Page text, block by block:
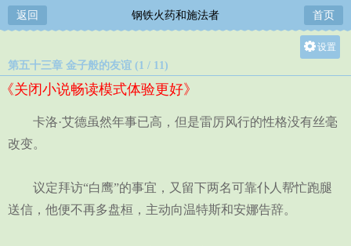
返回 钢铁火药和施法者 首页
设置
中
第五十三章 金子般的友谊 (1 / 11)
《关闭小说畅读模式体验更好》
卡洛·艾德虽然年事已高，但是雷厉风行的性格没有丝毫
改变。
议定拜访“白鹰”的事宜，又留下两名可靠仆人帮忙跑腿
送信，他便不再多盘桓，主动向温特斯和安娜告辞。